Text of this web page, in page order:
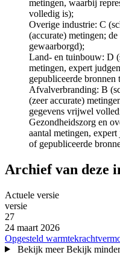
metingen, waarbij
volledig is);
Overige industrie: C
(accurate) metingen;
gewaarborgd);
Land- en tuinbouw: D
metingen, expert
gepubliceerde bronnen
Afvalverbranding: B
(zeer accurate)
gegevens vrijwel
Gezondheidszorg en
aantal metingen,
of gepubliceerde
Archief van deze
Actuele versie
versie‎
27
24 maart 2026
Opgesteld
Bekijk meer Bekijk minder